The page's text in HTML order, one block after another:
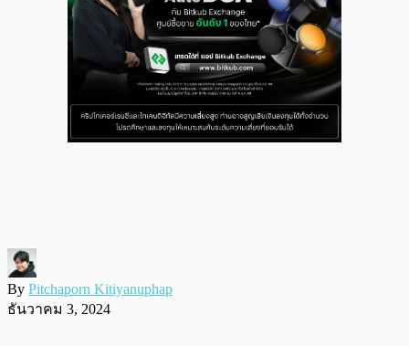
By Pitchaporn Kitiyanuphap
ธันวาคม 3, 2024